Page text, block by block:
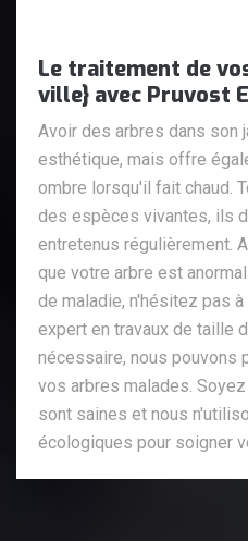
Le traitement de
ville} avec Pruvost
Avoir des arbres dans son
esthétique, mais offre
ombre lorsqu'il fait chaud.
des espèces vivantes, ils
entretenus régulièrement.
que votre arbre est
de maladie, n'hésitez pas
expert en travaux de taille
nécessaire, nous pouvons
vos arbres malades.
sont saines et nous
écologiques pour soigner